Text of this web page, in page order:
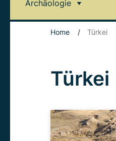
Archäologie
Home / Türkei
Türkei